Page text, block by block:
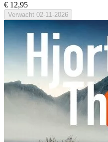
€ 12,95
Verwacht 02-11-2026